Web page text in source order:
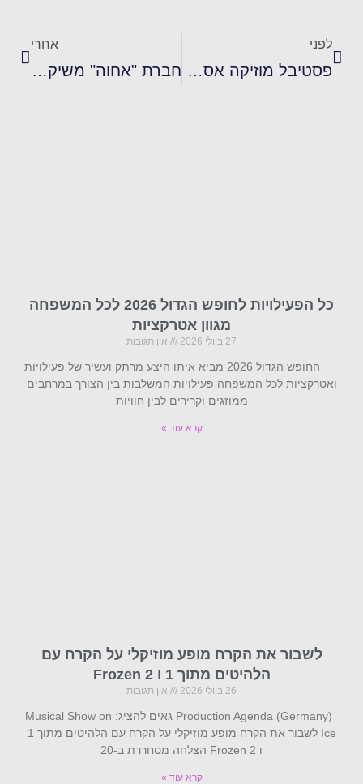
לפני
פסטיבל מוזיקה אסטוני-ישראלי 19 בפברואר עד ה-26 במרץ 2022
אחרי
חברת "אחוה" משיקה סדרת מיני קצפיות חדשה:מרנג בטעם תות, וניל, ענבים ופירות יער
כל הפעילויות לחופש הגדול 2026 לכל המשפחה
מגוון אטרקציות
27 ביולי 2026 אין תגובות
החופש הגדול 2026 מביא איתו היצע מרתק ועשיר של פעילויות
ואטרקציות לכל המשפחה פעילויות המשלבות בין הצורך במרחבים
ממוזגים וקרירים לבין חוויות
קרא עוד »
לשבור את הקרח מופע מוזיקלי על הקרח עם
הלהיטים מתוך 1 ו Frozen 2
26 ביולי 2026 אין תגובות
Production Agenda (Germany) גאים להציג: Musical Show on
Ice לשבור את הקרח מופע מוזיקלי על הקרח עם הלהיטים מתוך 1
ו Frozen 2 הצלחה מסחררת ב-20
קרא עוד »